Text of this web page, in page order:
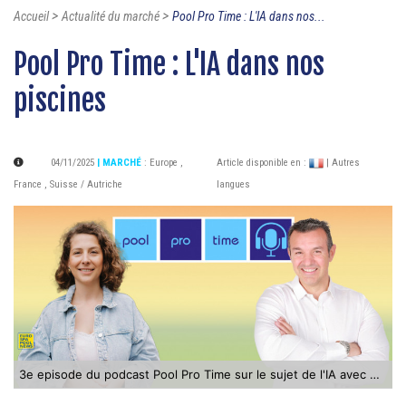
Accueil>Actualité du marché> Pool Pro Time : L'IA dans nos...
Pool Pro Time : L'IA dans nos
piscines
04/11/2025 | MARCHÉ : Europe ,
France , Suisse / Autriche
Article disponible en :
| Autres
langues
3e episode du podcast Pool Pro Time sur le sujet de l'IA avec Anthony Body